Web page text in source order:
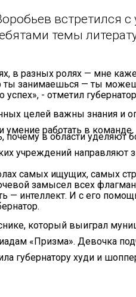
встретился с
темы
в разных ролях — мне
ты занимаешься — ты
- отметил
целей важны знания и
умение работать в команде.
почему в области уделяют
учреждений направляют
самых ищущих, самых
замысел всех
— интеллект. И с его
который выиграл
«Призма». Девочка
губернатору худи и